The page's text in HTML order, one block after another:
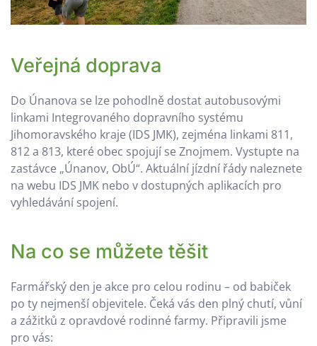
Veřejná doprava
Do Únanova se lze pohodlně dostat autobusovými
linkami Integrovaného dopravního systému
Jihomoravského kraje (IDS JMK), zejména linkami 811,
812 a 813, které obec spojují se Znojmem. Vystupte na
zastávce „Únanov, ObÚ“. Aktuální jízdní řády naleznete
na webu IDS JMK nebo v dostupných aplikacích pro
vyhledávání spojení.
Na co se můžete těšit
Farmářský den je akce pro celou rodinu – od babiček
po ty nejmenší objevitele. Čeká vás den plný chutí, vůní
a zážitků z opravdové rodinné farmy. Připravili jsme
pro vás: